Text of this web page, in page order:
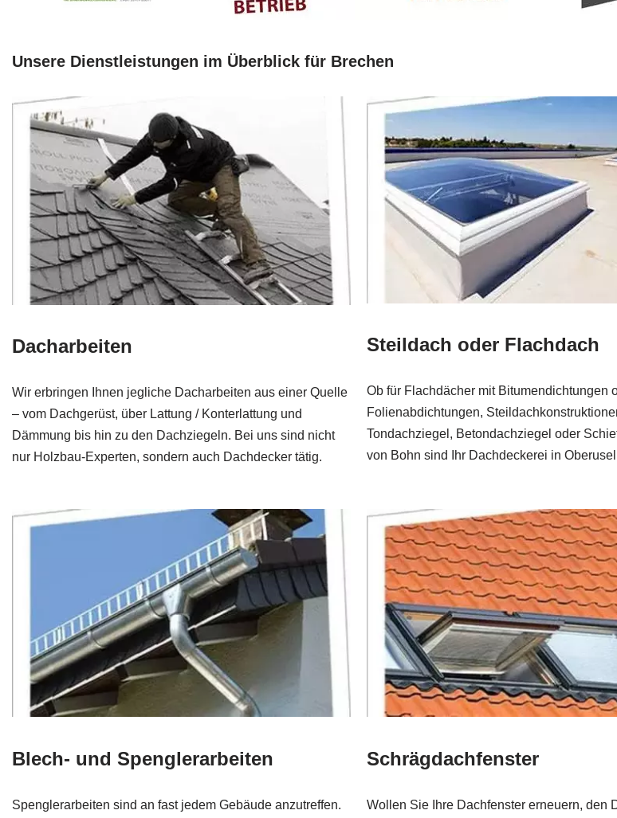
Unsere Dienstleistungen im Überblick für Brechen
Dacharbeiten
Wir erbringen Ihnen jegliche Dacharbeiten aus einer Quelle
– vom Dachgerüst, über Lattung / Konterlattung und
Dämmung bis hin zu den Dachziegeln. Bei uns sind nicht
nur Holzbau-Experten, sondern auch Dachdecker tätig.
Steildach oder Flachdach
Ob für Flachdächer mit Bitumendichtungen
Folienabdichtungen,
Tondachziegel, Betondachziegel oder
von Bohn sind Ihr Dachdeckerei in
Blech- und Spenglerarbeiten
Spenglerarbeiten sind an fast jedem Gebäude anzutreffen.
Schrägdachfenster
Wollen Sie Ihre Dachfenster erneuern, den